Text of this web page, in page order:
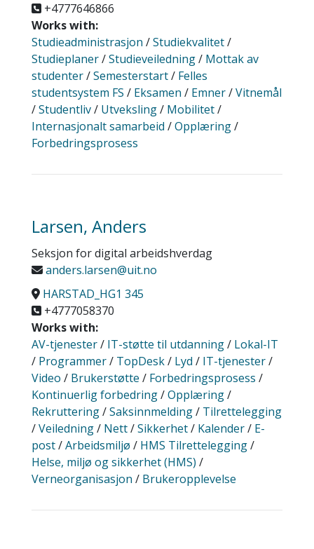
+4777646866
Works with:
Studieadministrasjon /Studiekvalitet/
Studieplaner/Studieveiledning/ Mottak av
studenter/Semesterstart/ Felles
studentsystem FS / Eksamen / Emner/Vitnemål
/Studentliv/ Utveksling/ Mobilitet/
Internasjonalt samarbeid /Opplæring/
Forbedringsprosess
Larsen, Anders
Seksjon for digital arbeidshverdag
anders.larsen@uit.no
HARSTAD_HG1 345
+4777058370
Works with:
AV-tjenester/ IT-støtte til utdanning/ Lokal-IT
/ Programmer/ TopDesk/ Lyd / IT-tjenester/
Video / Brukerstøtte / Forbedringsprosess /
Kontinuerlig forbedring/Opplæring/
Rekruttering/Saksinnmelding/ Tilrettelegging
/Veiledning/ Nett/Sikkerhet/ Kalender/ E-
post/Arbeidsmiljø / HMS Tilrettelegging/
Helse, miljø og sikkerhet (HMS) /
Verneorganisasjon / Brukeropplevelse